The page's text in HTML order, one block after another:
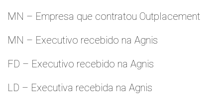
MN – Empresa que contratou Outplacement
MN – Executivo recebido na Agnis
FD – Executivo recebido na Agnis
LD – Executiva recebida na Agnis